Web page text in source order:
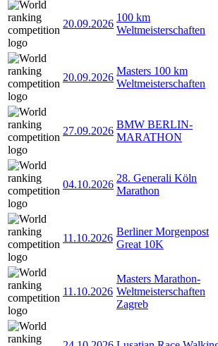
20.09.2026
100 km
Weltmeisterschaften
20.09.2026
Masters 100 km
Weltmeisterschaften
27.09.2026
BMW BERLIN-
MARATHON
04.10.2026
28. Generali Köln
Marathon
11.10.2026
Berliner Morgenpost
Great 10K
11.10.2026
Masters Marathon-
Weltmeisterschaften
Zagreb